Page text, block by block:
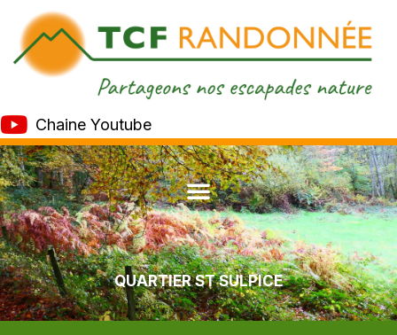
Chaine Youtube
QUARTIER ST SULPICE